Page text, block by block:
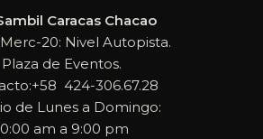
Caracas Chacao
20: Nivel Autopista.
Plaza de Eventos.
424-306.67.28
de Lunes a Domingo:
am a 9:00 pm